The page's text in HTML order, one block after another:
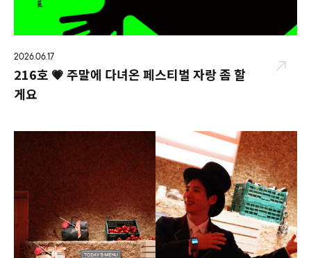
2026.06.17
216호 💗 주말에 다녀온 페스티벌 자랑 좀 할
게요